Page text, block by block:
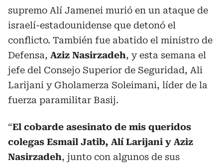
supremo Alí Jamenei murió en un ataque de
israelí-estadounidense que detonó el
conflicto. También fue abatido el ministro de
Defensa, Aziz Nasirzadeh, y esta semana el
jefe del Consejo Superior de Seguridad, Ali
Larijani y Gholamerza Soleimani, líder de la
fuerza paramilitar Basij.
“El cobarde asesinato de mis queridos
colegas Esmail Jatib, Alí Larijani y Aziz
Nasirzadeh, junto con algunos de sus